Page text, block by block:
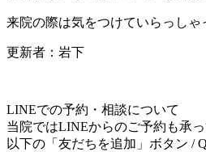
来院の際は気をつけていらっしゃ
更新者：岩下
LINEでの予約・相談について
当院ではLINEからのご予約も承っ
以下の「友だちを追加」ボタン /